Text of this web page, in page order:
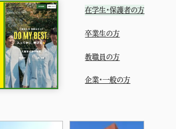
在学生・保護者の方
卒業生の方
教職員の方
企業・一般の方